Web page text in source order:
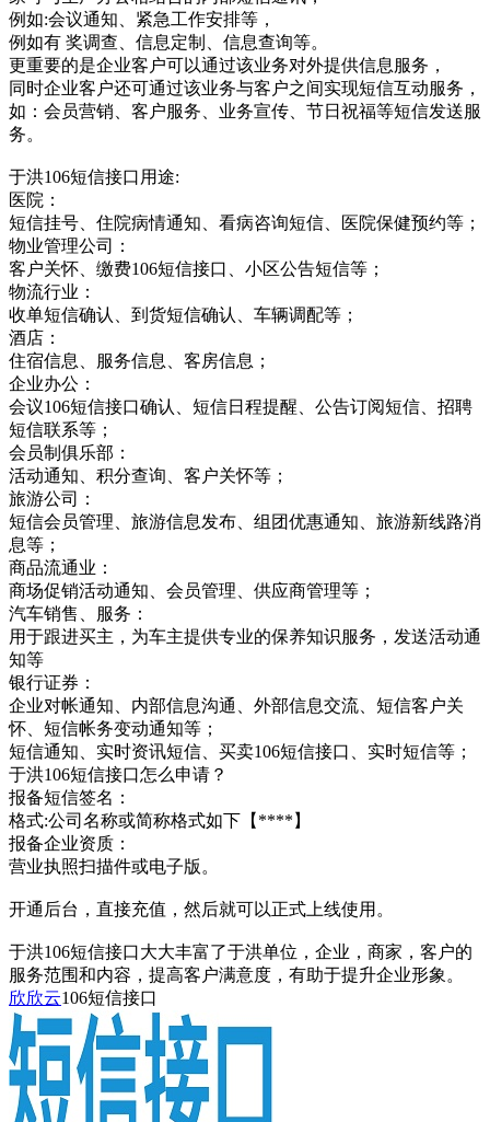
例如:会议通知、紧急工作安排等，
例如有 奖调查、信息定制、信息查询等。
更重要的是企业客户可以通过该业务对外提供信息服务，
同时企业客户还可通过该业务与客户之间实现短信互动服务，
如：会员营销、客户服务、业务宣传、节日祝福等短信发送服
务。
于洪106短信接口用途:
医院：
短信挂号、住院病情通知、看病咨询短信、医院保健预约等；
物业管理公司：
客户关怀、缴费106短信接口、小区公告短信等；
物流行业：
收单短信确认、到货短信确认、车辆调配等；
酒店：
住宿信息、服务信息、客房信息；
企业办公：
会议106短信接口确认、短信日程提醒、公告订阅短信、招聘
短信联系等；
会员制俱乐部：
活动通知、积分查询、客户关怀等；
旅游公司：
短信会员管理、旅游信息发布、组团优惠通知、旅游新线路消
息等；
商品流通业：
商场促销活动通知、会员管理、供应商管理等；
汽车销售、服务：
用于跟进买主，为车主提供专业的保养知识服务，发送活动通
知等
银行证券：
企业对帐通知、内部信息沟通、外部信息交流、短信客户关
怀、短信帐务变动通知等；
短信通知、实时资讯短信、买卖106短信接口、实时短信等；
于洪106短信接口怎么申请？
报备短信签名：
格式:公司名称或简称格式如下【****】
报备企业资质：
营业执照扫描件或电子版。
开通后台，直接充值，然后就可以正式上线使用。
于洪106短信接口大大丰富了于洪单位，企业，商家，客户的
服务范围和内容，提高客户满意度，有助于提升企业形象。
欣欣云106短信接口